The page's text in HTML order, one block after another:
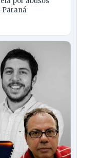
Paraná